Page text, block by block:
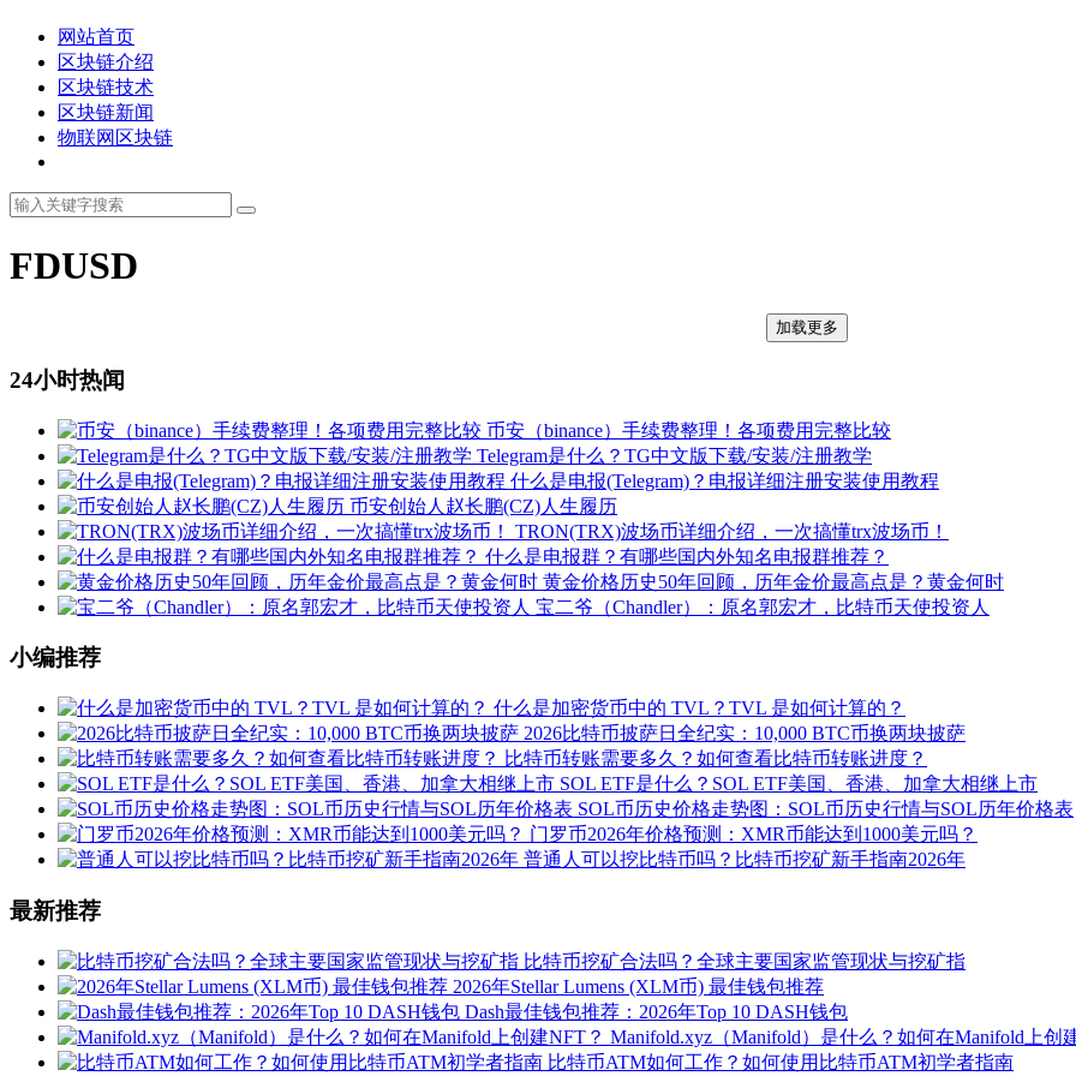
网站首页
区块链介绍
区块链技术
区块链新闻
物联网区块链
FDUSD
加载更多
24小时热闻
币安（binance）手续费整理！各项费用完整比较
Telegram是什么？TG中文版下载/安装/注册教学
什么是电报(Telegram)？电报详细注册安装使用教程
币安创始人赵长鹏(CZ)人生履历
TRON(TRX)波场币详细介绍，一次搞懂trx波场币！
什么是电报群？有哪些国内外知名电报群推荐？
黄金价格历史50年回顾，历年金价最高点是？黄金何时
宝二爷（Chandler）：原名郭宏才，比特币天使投资人
小编推荐
什么是加密货币中的 TVL？TVL 是如何计算的？
2026比特币披萨日全纪实：10,000 BTC币换两块披萨
比特币转账需要多久？如何查看比特币转账进度？
SOL ETF是什么？SOL ETF美国、香港、加拿大相继上市
SOL币历史价格走势图：SOL币历史行情与SOL历年价格表
门罗币2026年价格预测：XMR币能达到1000美元吗？
普通人可以挖比特币吗？比特币挖矿新手指南2026年
最新推荐
比特币挖矿合法吗？全球主要国家监管现状与挖矿指
2026年Stellar Lumens (XLM币) 最佳钱包推荐
Dash最佳钱包推荐：2026年Top 10 DASH钱包
Manifold.xyz（Manifold）是什么？如何在Manifold上创
比特币ATM如何工作？如何使用比特币ATM初学者指南